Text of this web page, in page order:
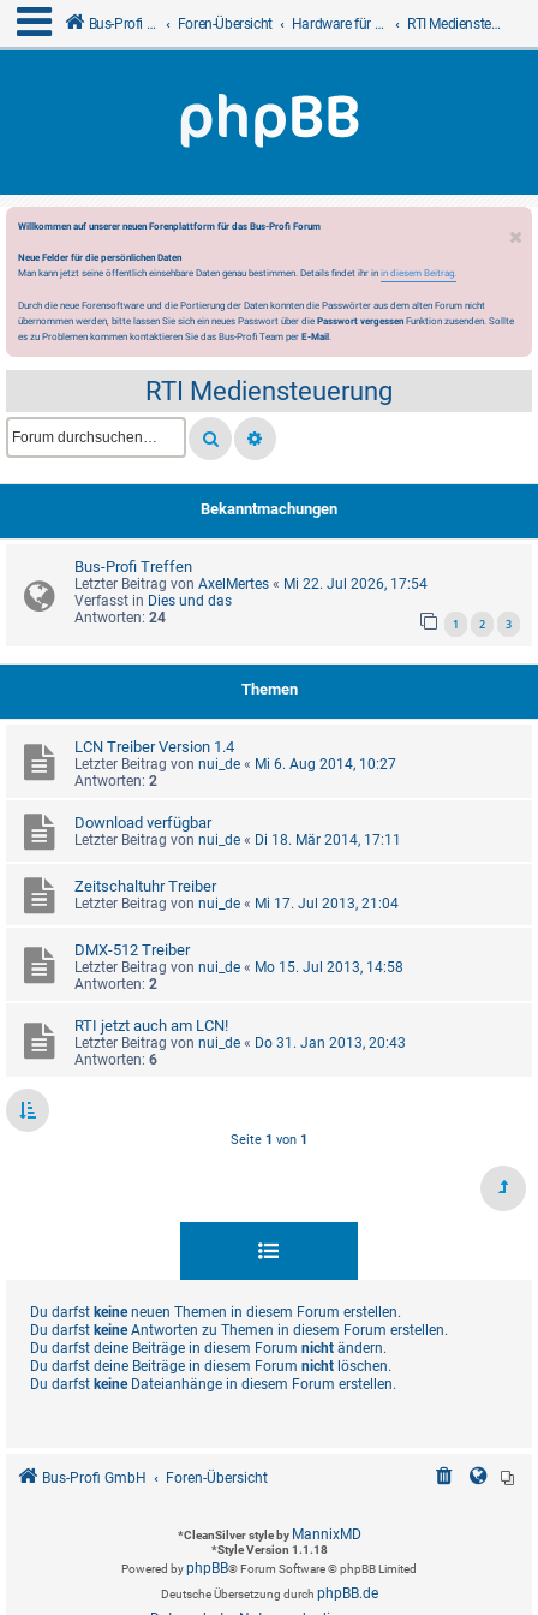
Bus-Profi GmbH Foren-Übersicht Hardware für LCN RTI Mediensteuerung
Willkommen auf unserer neuen Forenplattform für das Bus-Profi Forum
Neue Felder für die persönlichen Daten
Man kann jetzt seine öffentlich einsehbare Daten genau bestimmen. Details findet ihr in in diesem Beitrag.
Durch die neue Forensoftware und die Portierung der Daten konnten die Passwörter aus dem alten Forum nicht
übernommen werden, bitte lassen Sie sich ein neues Passwort über die Passwort vergessen Funktion zusenden. Sollte
es zu Problemen kommen kontaktieren Sie das Bus-Profi Team per E-Mail.
RTI Mediensteuerung
Bekanntmachungen
Bus-Profi Treffen
Letzter Beitrag von AxelMertes « Mi 22. Jul 2026, 17:54
Verfasst in Dies und das
Antworten: 24 1 2 3
Themen
LCN Treiber Version 1.4
Letzter Beitrag von nui_de « Mi 6. Aug 2014, 10:27
Antworten: 2
Download verfügbar
Letzter Beitrag von nui_de « Di 18. Mär 2014, 17:11
Zeitschaltuhr Treiber
Letzter Beitrag von nui_de « Mi 17. Jul 2013, 21:04
DMX-512 Treiber
Letzter Beitrag von nui_de « Mo 15. Jul 2013, 14:58
Antworten: 2
RTI jetzt auch am LCN!
Letzter Beitrag von nui_de « Do 31. Jan 2013, 20:43
Antworten: 6
Seite 1 von 1
Du darfst keineneuen Themen in diesem Forum erstellen.
Du darfst keineAntworten zu Themen in diesem Forum erstellen.
Du darfst deine Beiträge in diesem Forum nicht ändern.
Du darfst deine Beiträge in diesem Forum nicht löschen.
Du darfst keineDateianhänge in diesem Forum erstellen.
Bus-Profi GmbH Foren-Übersicht
*CleanSilver style by MannixMD
*Style Version 1.1.18
Powered byphpBB® Forum Software © phpBB Limited
Deutsche Übersetzung durch phpBB.de